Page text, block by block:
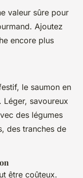
valeur sûre pour
Ajoutez
encore plus
le saumon en
savoureux
des légumes
des tranches de
être coûteux.